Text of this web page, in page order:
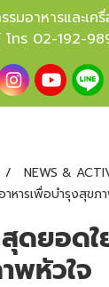
รมอาหารและเ
ทร 02-192-
NEWS &
หารเพื่อบำรุงสุขภ
ดยอดใ
พหัวใจ